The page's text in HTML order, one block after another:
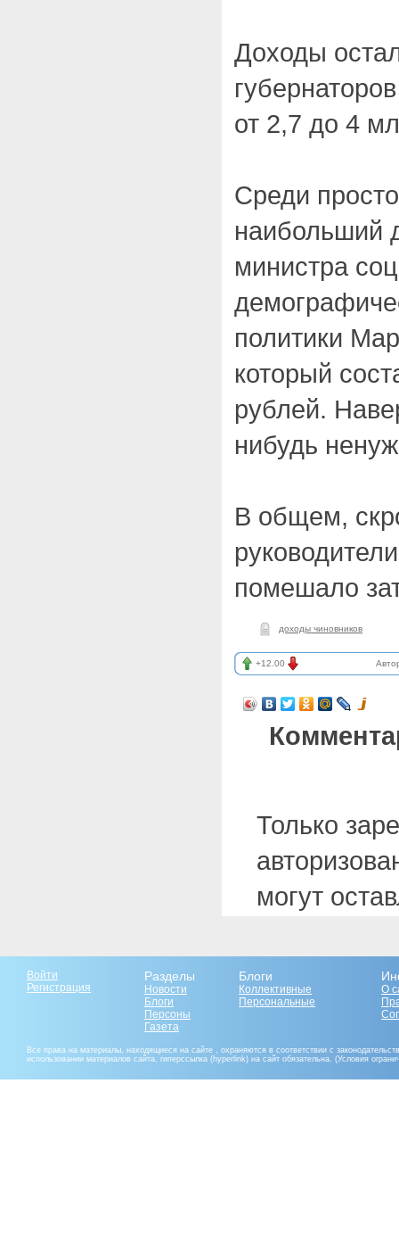
Доходы
от 2,7 до 4
Среди
наибольший
министра
политики
который
рублей.
нибудь
В общем,
помешало
доходы чиновников
+12.00
Только
могут
Войти
Регистрация
Разделы
Новости
Блоги
Персоны
Газета
Блоги
Коллективные
Персональные
О
Все права на материалы, находящиеся на сайте , охраняются в соответствии с
использовании материалов сайта, гиперссылка (hyperlink) на сайт обязательна. (Условия